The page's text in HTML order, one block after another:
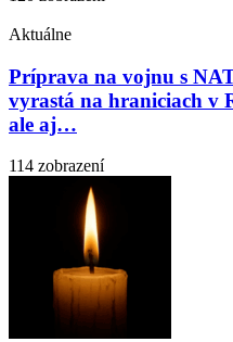
Aktuálne
Príprava na vojnu s
vyrastá na hraniciach v
ale aj…
114 zobrazení